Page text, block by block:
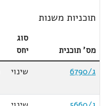
תוכניות משנות
מס' תוכנית
סוג
יחס
ג/6790
שינוי